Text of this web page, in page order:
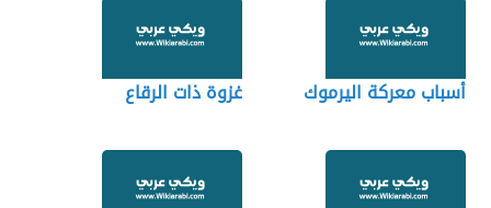
أسباب معركة اليرموك غزوة ذات الرقاع